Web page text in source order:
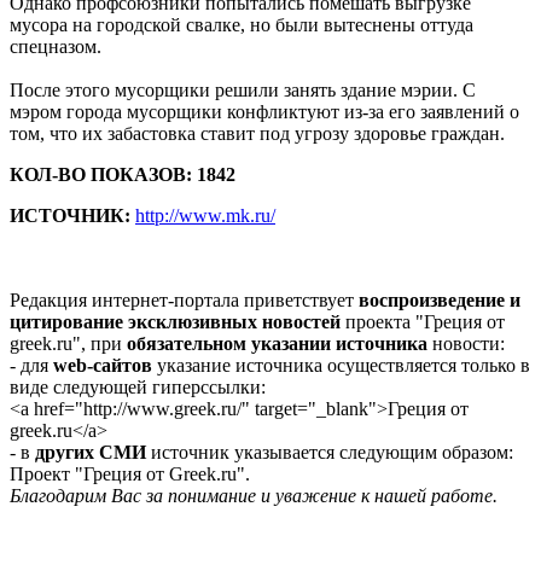
мусора на городской свалке, но были вытеснены оттуда
спецназом.
После этого мусорщики решили занять здание мэрии. С
мэром города мусорщики конфликтуют из-за его заявлений о
том, что их забастовка ставит под угрозу здоровье граждан.
КОЛ-ВО ПОКАЗОВ: 1842
ИСТОЧНИК: http://www.mk.ru/
Редакция интернет-портала приветствует воспроизведение и
цитирование эксклюзивных новостей проекта "Греция от
greek.ru", при обязательном указании источника новости:
- для web-сайтов указание источника осуществляется только в
виде следующей гиперссылки:
<a href="http://www.greek.ru/" target="_blank">Греция от
greek.ru</a>
- в других СМИисточник указывается следующим образом:
Проект "Греция от Greek.ru".
Благодарим Вас за понимание и уважение к нашей работе.